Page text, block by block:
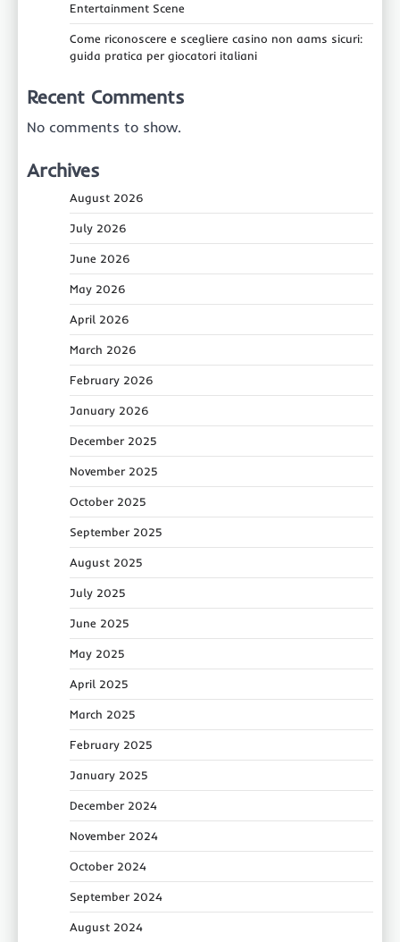
Entertainment Scene
Come riconoscere e scegliere casino non aams sicuri:
guida pratica per giocatori italiani
Recent Comments
No comments to show.
Archives
August 2026
July 2026
June 2026
May 2026
April 2026
March 2026
February 2026
January 2026
December 2025
November 2025
October 2025
September 2025
August 2025
July 2025
June 2025
May 2025
April 2025
March 2025
February 2025
January 2025
December 2024
November 2024
October 2024
September 2024
August 2024